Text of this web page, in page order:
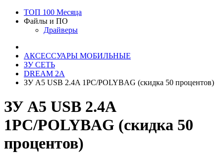
ТОП 100 Месяца
Файлы и ПО
Драйверы
АКСЕССУАРЫ МОБИЛЬНЫЕ
ЗУ СЕТЬ
DREAM 2A
ЗУ A5 USB 2.4A 1PC/POLYBAG (скидка 50 процентов)
ЗУ A5 USB 2.4A
1PC/POLYBAG (скидка 50
процентов)